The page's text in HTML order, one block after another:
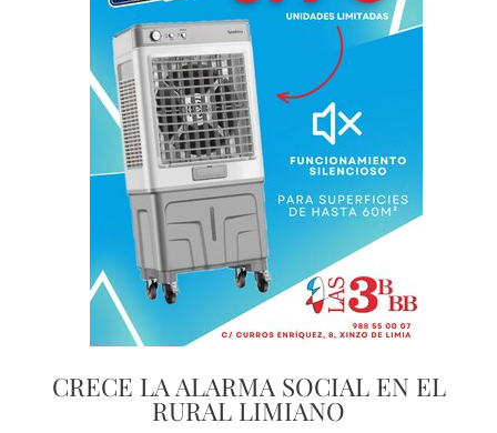
CRECE LA ALARMA SOCIAL EN EL
RURAL LIMIANO